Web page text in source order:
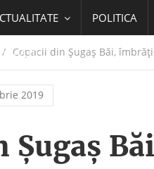
POLITICA
/ Copacii din Șugaș Băi,
2019
Șugaș